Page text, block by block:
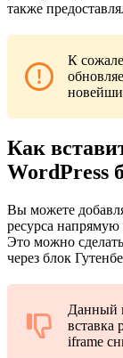
также
К
Как
WordPress
Вы можете
ресурса
Это можно
через блок
Данный
вставка
iframe